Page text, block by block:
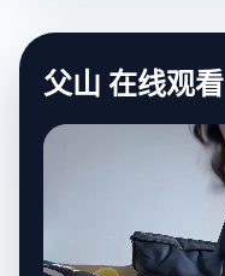
父山 在线观看